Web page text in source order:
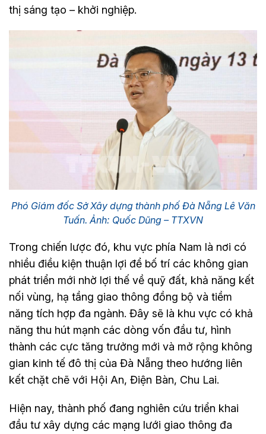
thị sáng tạo – khởi nghiệp.
Phó Giám đốc Sở Xây dựng thành phố Đà Nẵng Lê Văn
Tuấn. Ảnh: Quốc Dũng – TTXVN
Trong chiến lược đó, khu vực phía Nam là nơi có
nhiều điều kiện thuận lợi để bố trí các không gian
phát triển mới nhờ lợi thế về quỹ đất, khả năng kết
nối vùng, hạ tầng giao thông đồng bộ và tiềm
năng tích hợp đa ngành. Đây sẽ là khu vực có khả
năng thu hút mạnh các dòng vốn đầu tư, hình
thành các cực tăng trưởng mới và mở rộng không
gian kinh tế đô thị của Đà Nẵng theo hướng liên
kết chặt chẽ với Hội An, Điện Bàn, Chu Lai.
Hiện nay, thành phố đang nghiên cứu triển khai
đầu tư xây dựng các mạng lưới giao thông đa